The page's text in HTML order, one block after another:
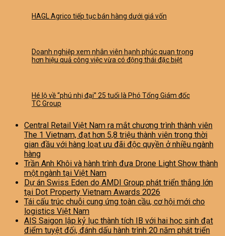
HAGL Agrico tiếp tục bán hàng dưới giá vốn
Doanh nghiệp xem nhân viên hạnh phúc quan trọng
hơn hiệu quả công việc vừa có động thái đặc biệt
Hé lộ về “phú nhị đại” 25 tuổi là Phó Tổng Giám đốc
TC Group
Central Retail Việt Nam ra mắt chương trình thành viên
The 1 Vietnam, đạt hơn 5,8 triệu thành viên trong thời
gian đầu với hàng loạt ưu đãi độc quyền ở nhiều ngành
hàng
Trần Anh Khôi và hành trình đưa Drone Light Show thành
một ngành tại Việt Nam
Dự án Swiss Eden do AMDI Group phát triển thắng lớn
tại Dot Property Vietnam Awards 2026
Tái cấu trúc chuỗi cung ứng toàn cầu, cơ hội mới cho
logistics Việt Nam
AIS Saigon lập kỷ lục thành tích IB với hai học sinh đạt
điểm tuyệt đối, đánh dấu hành trình 20 năm phát triển